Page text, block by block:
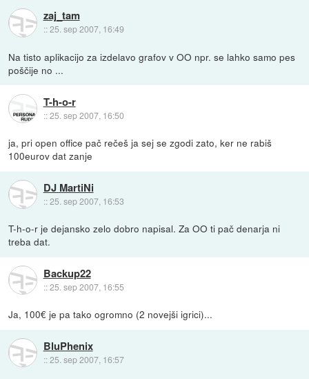
zaj_tam
::25. sep 2007, 16:49
Na tisto aplikacijo za izdelavo grafov v OO npr. se lahko samo pes
poščije no ...
T-h-o-r
::25. sep 2007, 16:50
ja, pri open office pač rečeš ja sej se zgodi zato, ker ne rabiš
100eurov dat zanje
DJ MartiNi
::25. sep 2007, 16:53
T-h-o-r je dejansko zelo dobro napisal. Za OO ti pač denarja ni
treba dat.
Backup22
::25. sep 2007, 16:55
Ja, 100€ je pa tako ogromno (2 novejši igrici)...
BluPhenix
::25. sep 2007, 16:57